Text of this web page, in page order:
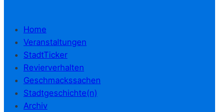
Home
Veranstaltungen
StadtTicker
Revierverhalten
Geschmackssachen
Stadtgeschichte(n)
Archiv